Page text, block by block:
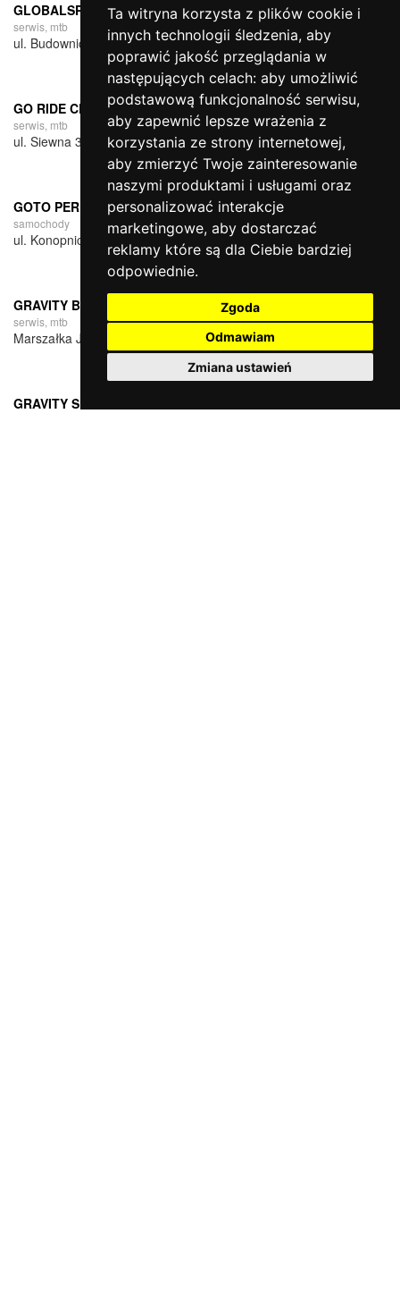
Ta witryna korzysta z plików cookie i
innych technologii śledzenia, aby
poprawić jakość przeglądania w
następujących celach: aby umożliwić
podstawową funkcjonalność serwisu,
aby zapewnić lepsze wrażenia z
korzystania ze strony internetowej,
aby zmierzyć Twoje zainteresowanie
naszymi produktami i usługami oraz
personalizować interakcje
marketingowe, aby dostarczać
reklamy które są dla Ciebie bardziej
odpowiednie.
Zgoda
Odmawiam
Zmiana ustawień
GLOBALSPORT
serwis, mtb
ul. Budowniczych LGOM 61d, 59-300 Lubin
GO RIDE CENTRUM ENDURO
serwis, mtb
ul. Siewna 30A, 31-231 Kraków
GOTO PERFORMANCE
samochody
ul. Konopnickiej 113, 22-500 Hrubieszów
GRAVITY BIKE
serwis, mtb
Marszałka Józefa Piłsudskiego 14, 32-020 Wieliczka
GRAVITY SHOP